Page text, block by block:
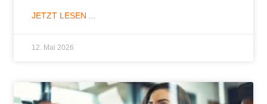
JETZT LESEN ...
12. Mai 2026